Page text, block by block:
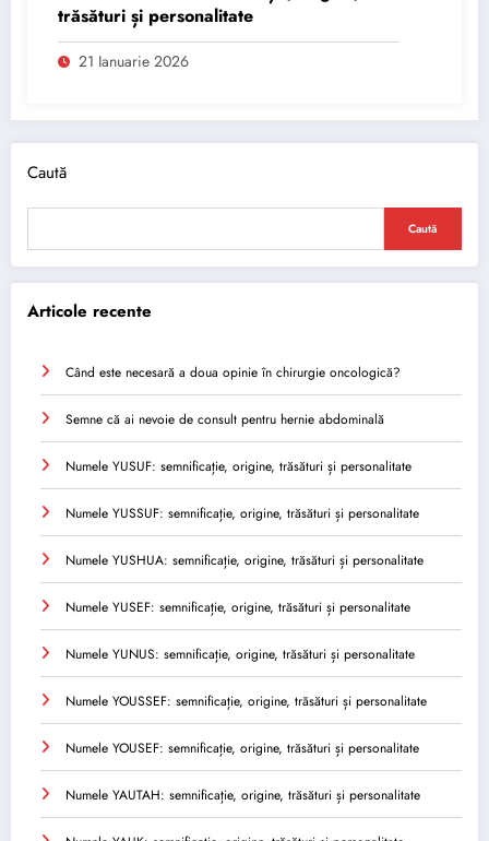
trăsături și personalitate
21 Ianuarie 2026
Caută
Caută
Articole recente
Când este necesară a doua opinie în chirurgie oncologică?
Semne că ai nevoie de consult pentru hernie abdominală
Numele YUSUF: semnificație, origine, trăsături și personalitate
Numele YUSSUF: semnificație, origine, trăsături și personalitate
Numele YUSHUA: semnificație, origine, trăsături și personalitate
Numele YUSEF: semnificație, origine, trăsături și personalitate
Numele YUNUS: semnificație, origine, trăsături și personalitate
Numele YOUSSEF: semnificație, origine, trăsături și personalitate
Numele YOUSEF: semnificație, origine, trăsături și personalitate
Numele YAUTAH: semnificație, origine, trăsături și personalitate